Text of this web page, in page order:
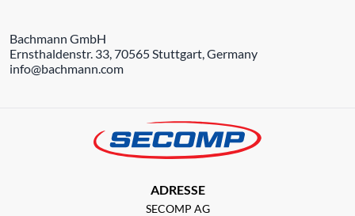
Bachmann GmbH
Ernsthaldenstr. 33, 70565 Stuttgart, Germany
info@bachmann.com
ADRESSE
SECOMP AG